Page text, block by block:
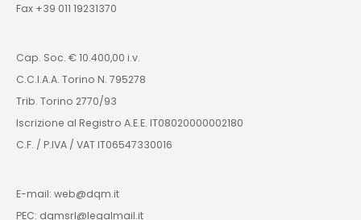
Fax +39 011 19231370
Cap. Soc. € 10.400,00 i.v.
C.C.I.A.A. Torino N. 795278
Trib. Torino 2770/93
Iscrizione al Registro A.E.E. IT08020000002180
C.F. / P.IVA / VAT IT06547330016
E-mail: web@dqm.it
PEC: dqmsrl@legalmail.it